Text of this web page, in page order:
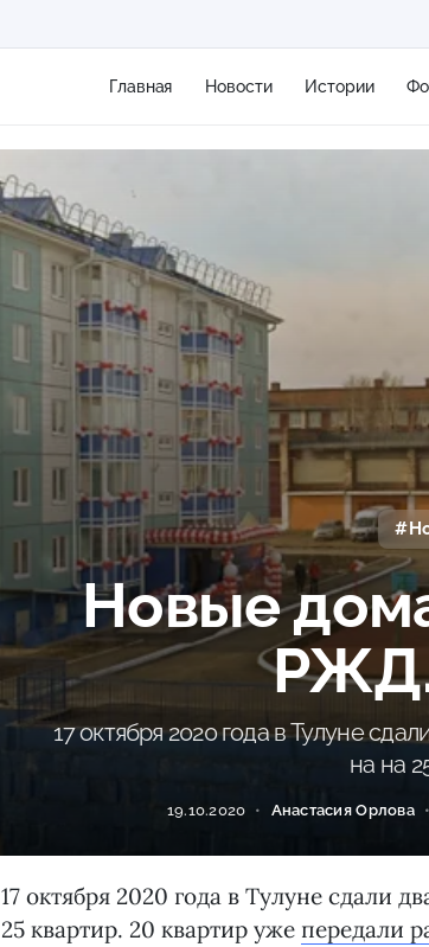
Главная Новости Истории
Новые
17 октября 2020 года в Тулуне
на на
19.10.2020 Анастасия Орлова
17 октября 2020 года в Тулуне сдали
25 квартир. 20 квартир уже передали